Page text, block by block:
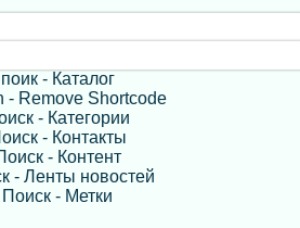
поик - Каталог
- Remove Shortcode
- Категории
- Контакты
- Контент
- Ленты новостей
Поиск - Метки